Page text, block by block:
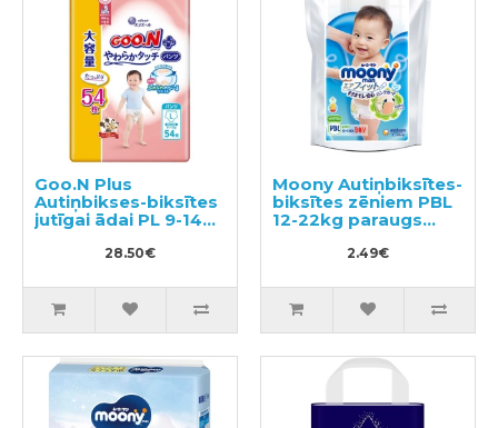
Goo.N Plus
Autiņbikses-biksītes
jutīgai ādai PL 9-14kg
28.50€
Moony Autiņbiksītes-
biksītes zēniem PBL
12-22kg paraugs
2.49€